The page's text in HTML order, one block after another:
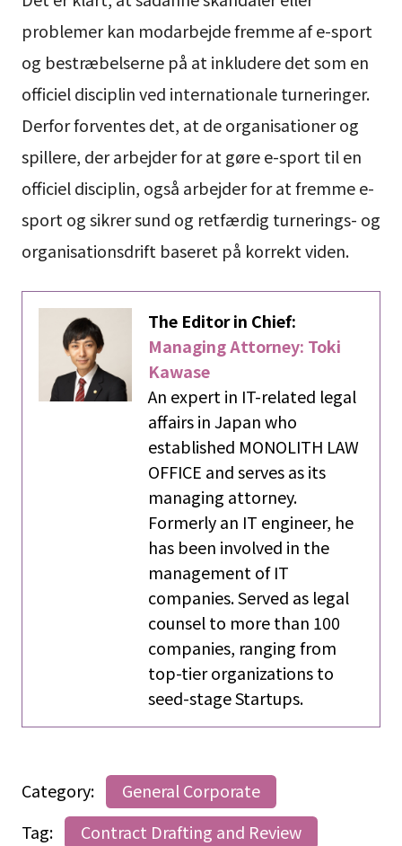
problemer kan modarbejde fremme af e-sport
og bestræbelserne på at inkludere det som en
officiel disciplin ved internationale turneringer.
Derfor forventes det, at de organisationer og
spillere, der arbejder for at gøre e-sport til en
officiel disciplin, også arbejder for at fremme e-
sport og sikrer sund og retfærdig turnerings- og
organisationsdrift baseret på korrekt viden.
The Editor in Chief:
Managing Attorney: Toki
Kawase
An expert in IT-related legal
affairs in Japan who
established MONOLITH LAW
OFFICE and serves as its
managing attorney.
Formerly an IT engineer, he
has been involved in the
management of IT
companies. Served as legal
counsel to more than 100
companies, ranging from
top-tier organizations to
seed-stage Startups.
Category:
General Corporate
Tag:
Contract Drafting and Review